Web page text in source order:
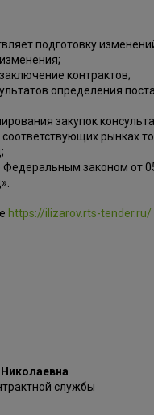
подготовку
контрактов;
определения
закупок
рынках
законом от
https://ilizarov.rts-tender.ru/
службы